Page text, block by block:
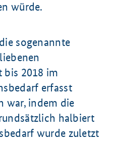
würde.
sogenannte
bis 2018 im
erfasst
war, indem die
halbiert
wurde zuletzt